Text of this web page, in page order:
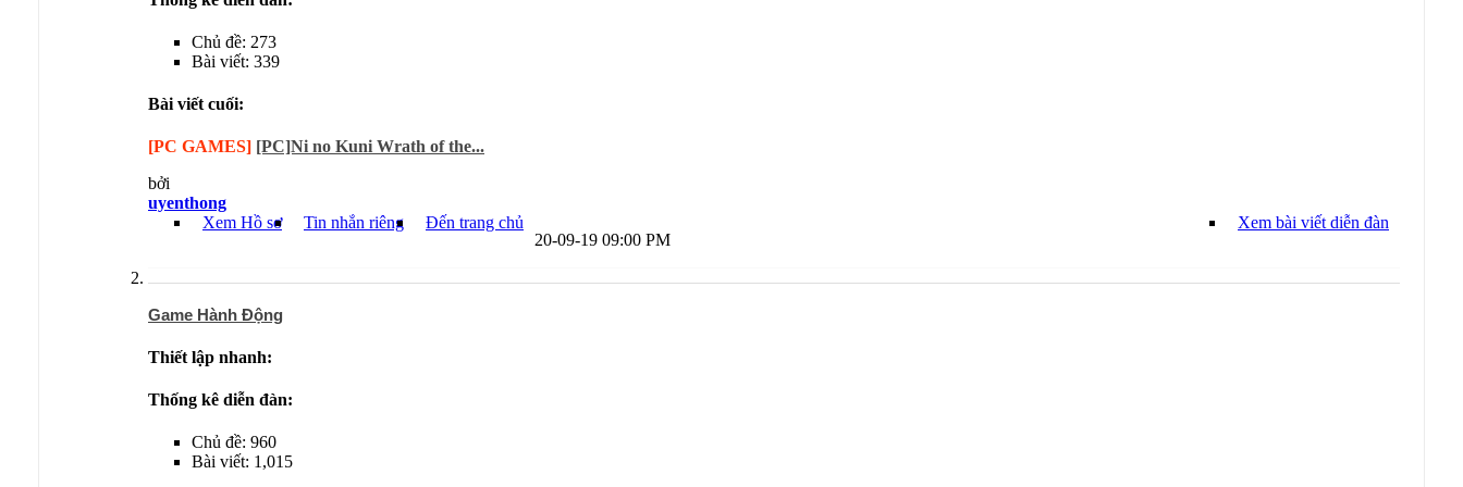
Chủ đề: 273
Bài viết: 339
Bài viết cuối:
[PC GAMES] [PC]Ni no Kuni Wrath of the...
bởi
uyenthong
Xem Hồ sơ
Xem bài viết diễn đàn
Tin nhắn riêng
Đến trang chủ
20-09-19 09:00 PM
Game Hành Động
Thiết lập nhanh:
Thống kê diễn đàn:
Chủ đề: 960
Bài viết: 1,015